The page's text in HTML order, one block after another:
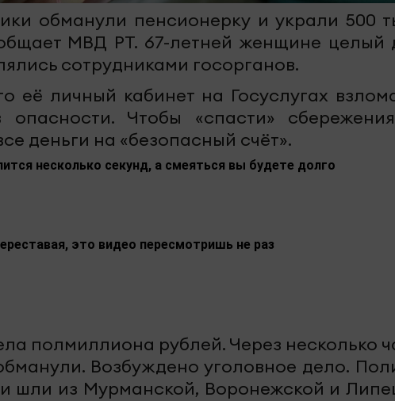
обманули пенсионерку и украли 500
МВД РТ. 67-летней женщине целый
сотрудниками госорганов.
её личный кабинет на Госуслугах
Чтобы «спасти»
деньги на «безопасный счёт».
несколько секунд, а смеяться вы будете долго
это видео пересмотришь не раз
полмиллиона рублей. Через несколько
Возбуждено уголовное дело.
шли из Мурманской, Воронежской и